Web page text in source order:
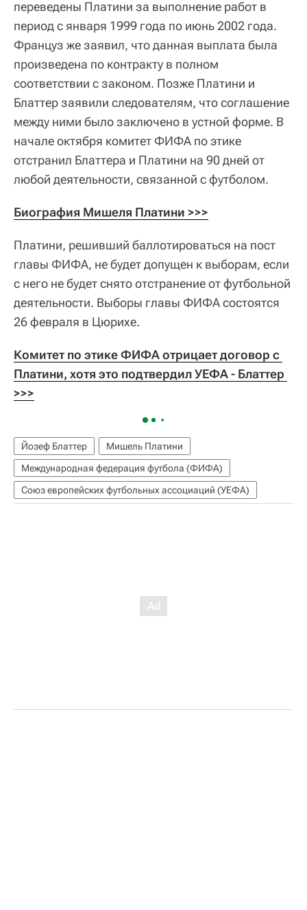
переведены Платини за выполнение работ в
период с января 1999 года по июнь 2002 года.
Француз же заявил, что данная выплата была
произведена по контракту в полном
соответствии с законом. Позже Платини и
Блаттер заявили следователям, что соглашение
между ними было заключено в устной форме. В
начале октября комитет ФИФА по этике
отстранил Блаттера и Платини на 90 дней от
любой деятельности, связанной с футболом.
Биография Мишеля Платини >>>
Платини, решивший баллотироваться на пост
главы ФИФА, не будет допущен к выборам, если
с него не будет снято отстранение от футбольной
деятельности. Выборы главы ФИФА состоятся
26 февраля в Цюрихе.
Комитет по этике ФИФА отрицает договор с
Платини, хотя это подтвердил УЕФА - Блаттер
>>>
Йозеф Блаттер
Мишель Платини
Международная федерация футбола (ФИФА)
Союз европейских футбольных ассоциаций (УЕФА)